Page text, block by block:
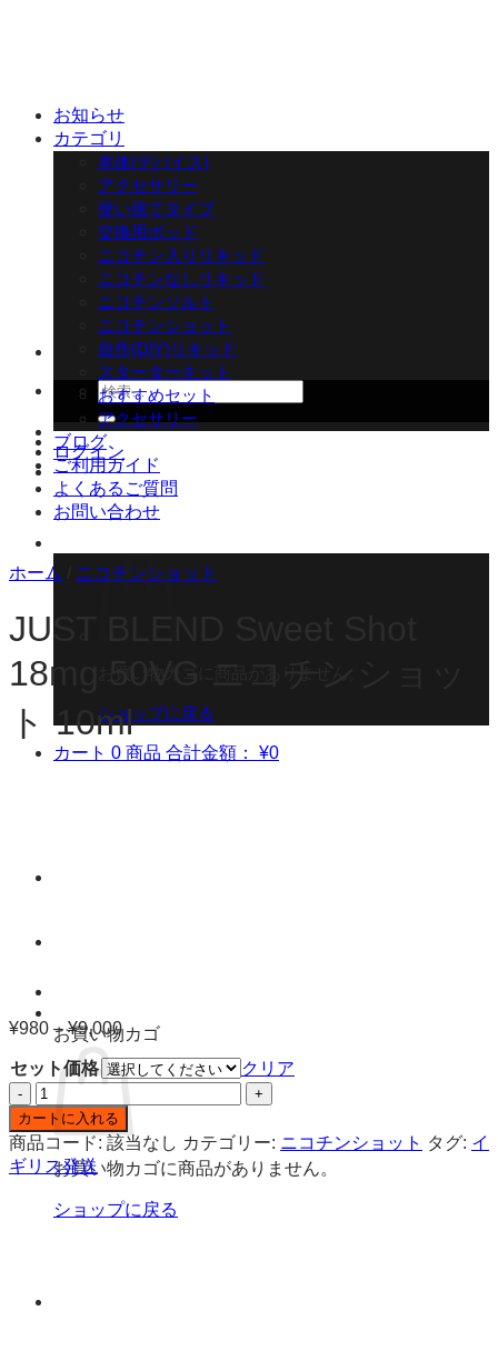
検
索
対
象:
ログイン
ショップに戻る
カート 0 商品 合計金額： ¥0
お買い物カゴ
お買い物カゴに商品がありません。
ショップに戻る
お知らせ
カテゴリ
本体(デバイス)
アクセサリー
使い捨てタイプ
交換用ポッド
ニコチン入りリキッド
ニコチンなしリキッド
ニコチンソルト
ニコチンショット
自作(DIY)リキッド
スターターキット
おすすめセット
アクセサリー
ブログ
ご利用ガイド
よくあるご質問
お問い合わせ
ホーム ニコチンショット
JUST BLEND Sweet Shot
18mg 50VG ニコチンショッ
ト 10ml
¥980 –¥9,000価
帯:
¥9,000
セット価格
クリア
JUST
BLEND
Sweet
Shot
18mg
シ
カートに入れる
商品コード: 該当なし カテゴリー: ニコチンショット タグ: イ
ギリス発送